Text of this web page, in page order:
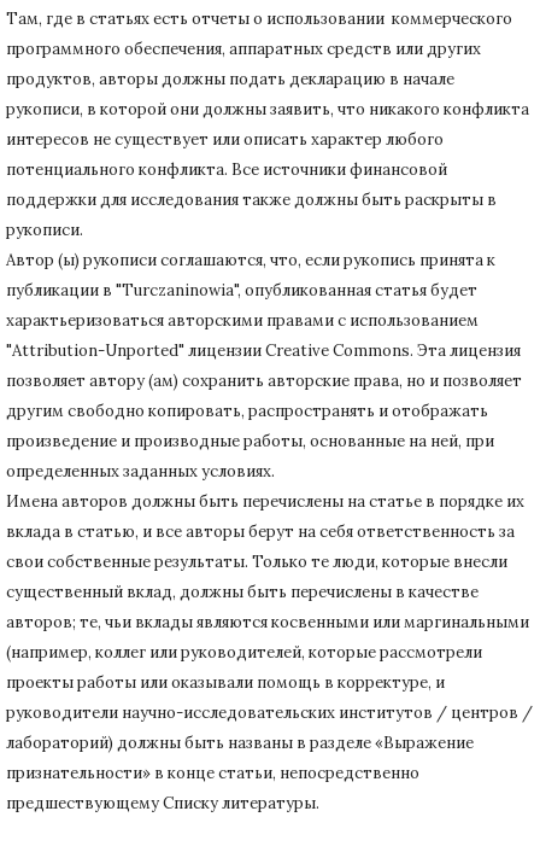
Там, где в статьях есть отчеты о использовании коммерческого
программного обеспечения, аппаратных средств или других
продуктов, авторы должны подать декларацию в начале
рукописи, в которой они должны заявить, что никакого конфликта
интересов не существует или описать характер любого
потенциального конфликта. Все источники финансовой
поддержки для исследования также должны быть раскрыты в
рукописи.
Автор (ы) рукописи соглашаются, что, если рукопись принята к
публикации в "Turczaninowia", опубликованная статья будет
характьеризоваться авторскими правами с использованием
"Attribution-Unported" лицензии Creative Commons. Эта лицензия
позволяет автору (ам) сохранить авторские права, но и позволяет
другим свободно копировать, распространять и отображать
произведение и производные работы, основанные на ней, при
определенных заданных условиях.
Имена авторов должны быть перечислены на статье в порядке их
вклада в статью, и все авторы берут на себя ответственность за
свои собственные результаты. Только те люди, которые внесли
существенный вклад, должны быть перечислены в качестве
авторов; те, чьи вклады являются косвенными или маргинальными
(например, коллег или руководителей, которые рассмотрели
проекты работы или оказывали помощь в корректуре, и
руководители научно-исследовательских институтов / центров /
лабораторий) должны быть названы в разделе «Выражение
признательности» в конце статьи, непосредственно
предшествующему Списку литературы.